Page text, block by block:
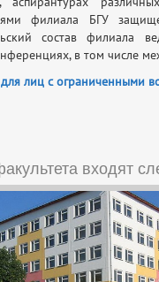
филиала БГУ
состав филиала
в том числе
лиц с ограниченными
входят